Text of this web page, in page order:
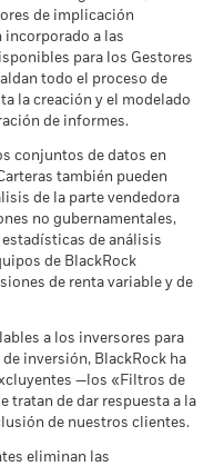
11,9
salida quedan
a rentabilidades
es un indicador fiable de
podrían evolucionar de
ayudarle a evaluar
como base el Valor
los ingresos brutos
de su inversión puede
de las fluctuaciones del
realiza en una divisa
de la rentabilidad
BG0X107
una vez deducidos los
cada año
una vez deducidos los
cada año
cada año
una vez deducidos los
cada año
usted podría recibir en
0,00%
0,00%
0,00%
0,00%
relativa a toda la firma
y la
se consideran estos
cuando proceda.
- Prospectus
de implicación
incorporado a las
para los Gestores
todo el proceso de
la creación y el modelado
de informes.
conjuntos de datos en
también pueden
de la parte vendedora
no gubernamentales,
de análisis
de BlackRock
de renta variable y de
a los inversores para
inversión, BlackRock ha
—los «Filtros de
tratan de dar respuesta a la
de nuestros clientes.
eliminan las